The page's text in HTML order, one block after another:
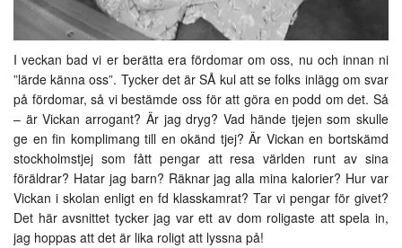
I veckan bad vi er berätta era fördomar om oss, nu och innan ni
”lärde känna oss”. Tycker det är SÅ kul att se folks inlägg om svar
på fördomar, så vi bestämde oss för att göra en podd om det. Så
– är Vickan arrogant? Är jag dryg? Vad hände tjejen som skulle
ge en fin komplimang till en okänd tjej? Är Vickan en bortskämd
stockholmstjej som fått pengar att resa världen runt av sina
föräldrar? Hatar jag barn? Räknar jag alla mina kalorier? Hur var
Vickan i skolan enligt en fd klasskamrat? Tar vi pengar för givet?
Det här avsnittet tycker jag var ett av dom roligaste att spela in,
jag hoppas att det är lika roligt att lyssna på!